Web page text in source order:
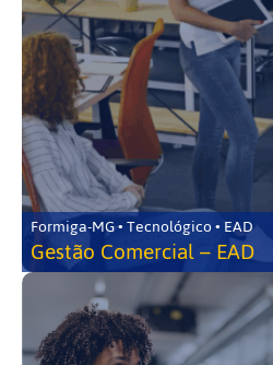
Formiga-MG • Tecnológico • EAD
Gestão Comercial – EAD